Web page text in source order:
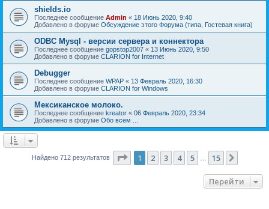
shields.io
Последнее сообщение Admin « 18 Июнь 2020, 9:40
Добавлено в форуме Обсуждение этого Форума (типа, Гостевая книга)
ODBC Mysql - версии сервера и коннектора
Последнее сообщение gopstop2007 « 13 Июнь 2020, 9:50
Добавлено в форуме CLARION for Internet
Debugger
Последнее сообщение WPAP « 13 Февраль 2020, 16:30
Добавлено в форуме CLARION for Windows
Мексиканское молоко.
Последнее сообщение kreator « 06 Февраль 2020, 23:34
Добавлено в форуме Обо всем ...
Найдено 712 результатов Страница из 15
1 2 3 4 5 15
Перейти